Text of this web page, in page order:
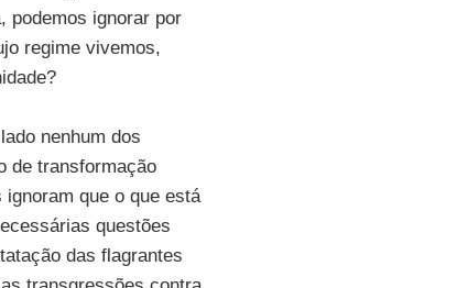
podemos ignorar por
regime vivemos,
nenhum dos
de transformação
que o que está
questões
das flagrantes